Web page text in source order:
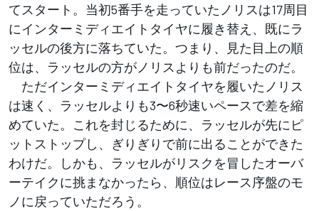
てスタート。当初5番手を走っていたノリスは17周目
にインターミディエイトタイヤに履き替え、既にラ
ッセルの後方に落ちていた。つまり、見た目上の順
位は、ラッセルの方がノリスよりも前だったのだ。
ただインターミディエイトタイヤを履いたノリス
は速く、ラッセルよりも3〜6秒速いペースで差を縮
めていた。これを封じるために、ラッセルが先にピ
ットストップし、ぎりぎりで前に出ることができた
わけだ。しかも、ラッセルがリスクを冒したオーバ
ーテイクに挑まなかったら、順位はレース序盤のモ
ノに戻っていただろう。